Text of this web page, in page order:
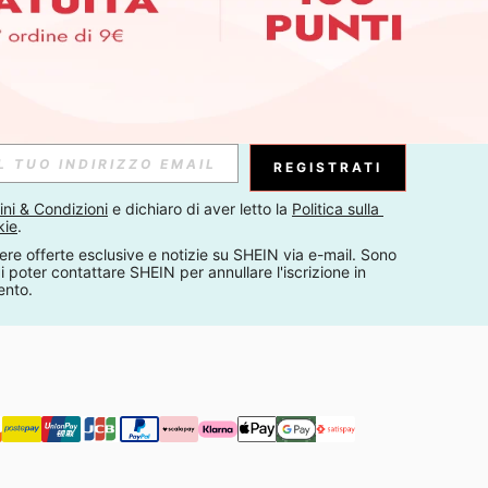
PER SCOPRIRE LE ULTIME TENDENZE IN ANTEPRIMA! (È
IN QUALSIASI MOMENTO).
Abbonati
i nostri Politica sulla Privacy & Cookie
il canale di invio. Se desideri annullare l'iscrizione, visita la nostra
REGISTRATI
& Condizioni e dichiaro di aver letto la Politica sulla
.
offerte esclusive e notizie su SHEIN via e-mail. Sono
poter contattare SHEIN per annullare l'iscrizione in